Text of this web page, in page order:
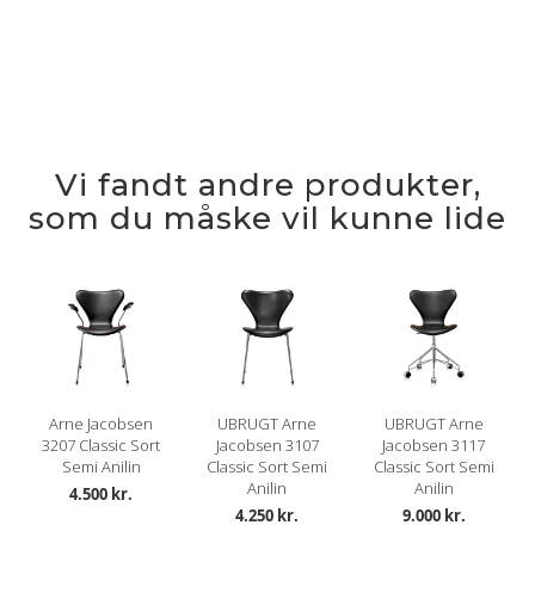
Vi fandt andre produkter,
som du måske vil kunne lide
Arne Jacobsen
3207 Classic Sort
Semi Anilin
4.500 kr.
UBRUGT Arne
Jacobsen 3107
Classic Sort Semi
Anilin
4.250 kr.
UBRUGT Arne
Jacobsen 3117
Classic Sort Semi
Anilin
9.000 kr.